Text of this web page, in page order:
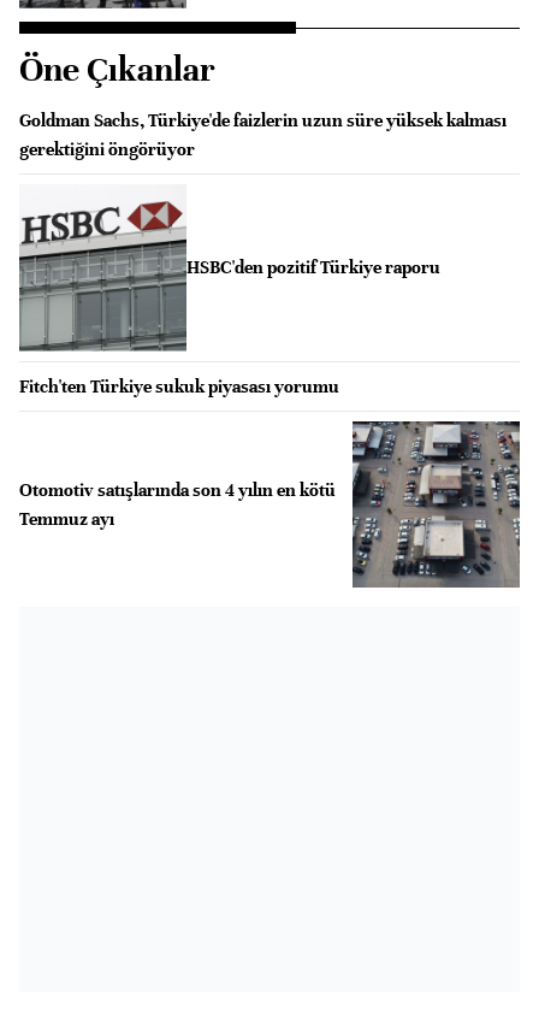
Öne Çıkanlar
Goldman Sachs, Türkiye'de faizlerin uzun süre yüksek kalması
gerektiğini öngörüyor
HSBC'den pozitif Türkiye raporu
Fitch'ten Türkiye sukuk piyasası yorumu
Otomotiv satışlarında son 4 yılın en kötü
Temmuz ayı